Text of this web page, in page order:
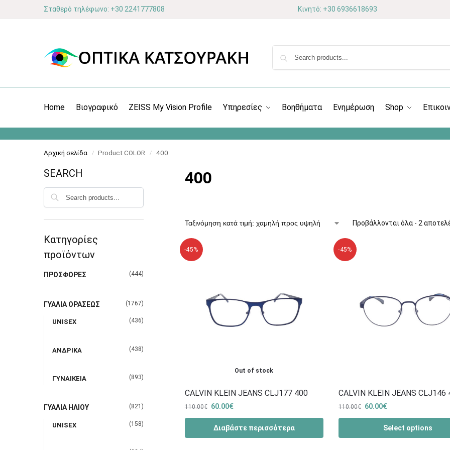
Σταθερό τηλέφωνο: +30 2241777808 Κινητό: +30 6936618693
Home Βιογραφικό ZEISS My Vision Profile Υπηρεσίες Βοηθήματα Ενημέρωση Shop
Αρχική σελίδα / Product COLOR / 400
400
Προβάλλονται όλα - 2
-45%
Out of stock
CALVIN KLEIN JEANS CLJ177 400
110.00€ 60.00€
Διαβάστε περισσότερα
-45%
CALVIN KLEIN JEANS CLJ146
110.00€ 60.00€
Select options
SEARCH
Κατηγορίες
προϊόντων
ΠΡΟΣΦΟΡΕΣ (444)
ΓΥΑΛΙΑ ΟΡΑΣΕΩΣ (1767)
UNISEX (436)
ΑΝΔΡΙΚΑ (438)
ΓΥΝΑΙΚΕΙΑ (893)
ΓΥΑΛΙΑ ΗΛΙΟΥ (821)
UNISEX (158)